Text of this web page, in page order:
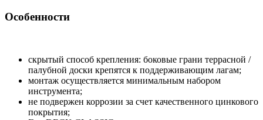
Особенности
скрытый способ крепления: боковые грани террасной /
палубной доски крепятся к поддерживающим лагам;
монтаж осуществляется минимальным набором
инструмента;
не подвержен коррозии за счет качественного цинкового
покрытия;